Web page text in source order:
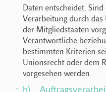
Daten entscheidet.
Verarbeitung durch
der Mitgliedstaaten
Verantwortliche
bestimmten Kriterien
Unionsrecht oder dem
vorgesehen werden.
h)